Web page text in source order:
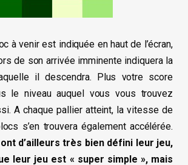
à venir est indiquée en haut de l’écran,
de son arrivée imminente indiquera la
il descendra. Plus votre score
le niveau auquel vous vous trouvez
A chaque pallier atteint, la vitesse de
s’en trouvera également accélérée.
d’ailleurs très bien défini leur jeu,
leur jeu est « super simple », mais